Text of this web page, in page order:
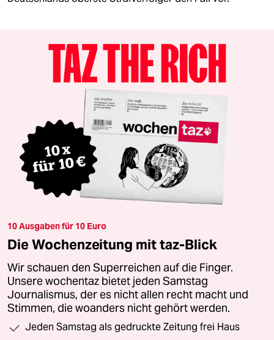
10 Ausgaben für 10 Euro
Die Wochenzeitung mit taz-Blick
Wir schauen den Superreichen auf die Finger.
Unsere wochentaz bietet jeden Samstag
Journalismus, der es nicht allen recht macht und
Stimmen, die woanders nicht gehört werden.
Jeden Samstag als gedruckte Zeitung frei Haus